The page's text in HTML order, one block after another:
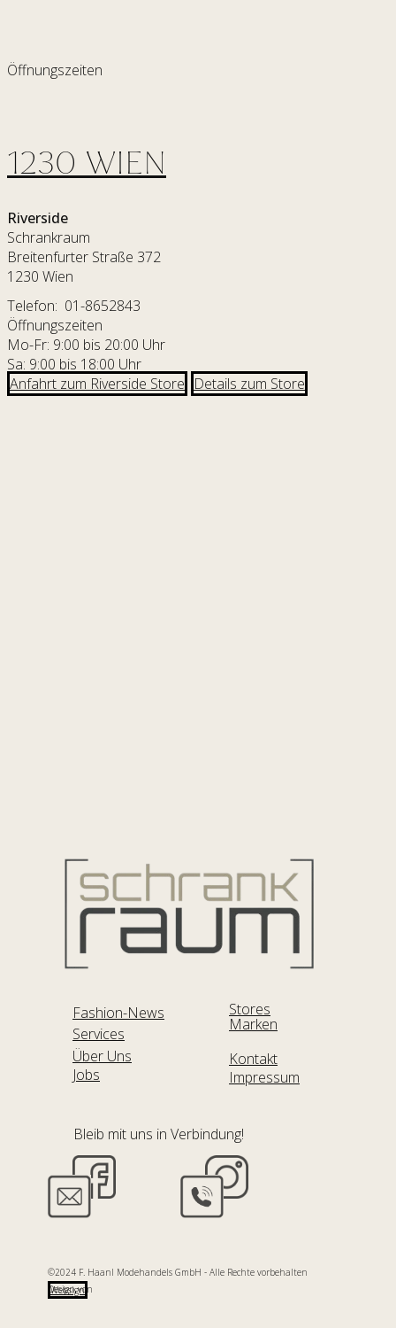
Öffnungszeiten
1230 WIEN
Riverside
Schrankraum
Breitenfurter Straße 372
1230 Wien
Telefon: 01-8652843
Öffnungszeiten
Mo-Fr: 9:00 bis 20:00 Uhr
Sa: 9:00 bis 18:00 Uhr
Anfahrt zum Riverside Store Details zum Store
Fashion-News
Stores
Services
Kontakt
Über Uns
Marken
Impressum
Jobs
Bleib mit uns in Verbindung!
©2024 F. Haanl Modehandels GmbH - Alle Rechte vorbehalten
Websign
Design von